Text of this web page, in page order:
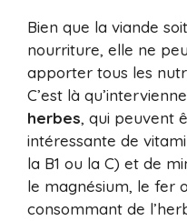
Bien que la viande
nourriture, elle ne
apporter tous les
C’est là
herbes, qui peuvent
intéressante de
la B1 ou la C) et de
le magnésium, le fer
consommant de